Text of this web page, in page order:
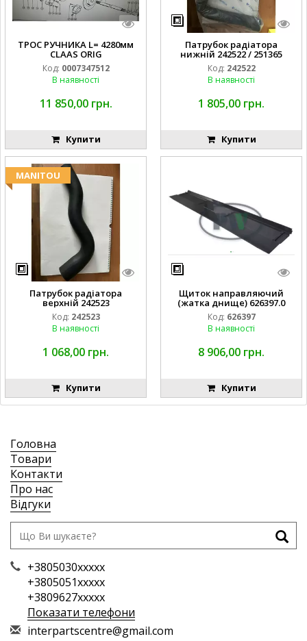
ТРОС РУЧНИКА L= 4280мм
CLAAS ORIG
Код: 0007347512
В наявності
11 850,00 грн.
Купити
Патрубок радіатора
нижній 242522 / 251365
Код: 242522
В наявності
1 805,00 грн.
Купити
MANITOU
Патрубок радіатора
верхній 242523
Код: 242523
В наявності
1 068,00 грн.
Купити
Щиток направляючий
(жатка днище) 626397.0
Код: 626397
В наявності
8 906,00 грн.
Купити
Головна
Товари
Контакти
Про нас
Відгуки
+3805030xxxxx
+3805051xxxxx
+3809627xxxxx
Показати телефони
interpartscentre@gmail.com